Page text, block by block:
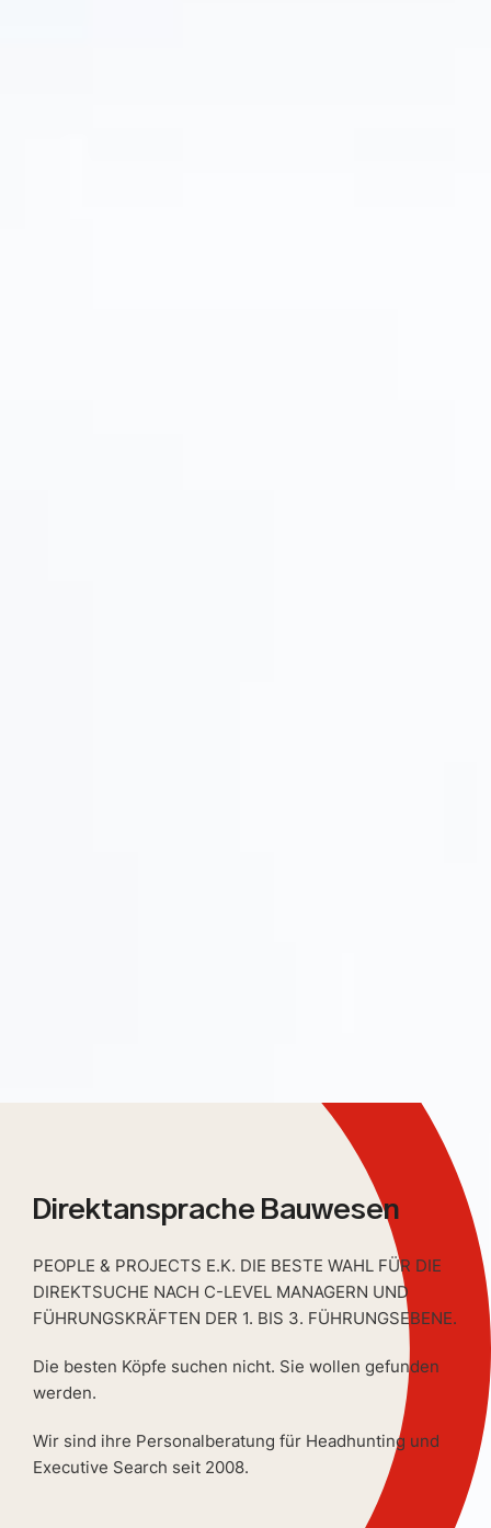
Direktansprache Bauwesen
PEOPLE & PROJECTS E.K. DIE BESTE WAHL FÜR DIE
DIREKTSUCHE NACH C-LEVEL MANAGERN UND
FÜHRUNGSKRÄFTEN DER 1. BIS 3. FÜHRUNGSEBENE.
Die besten Köpfe suchen nicht. Sie wollen gefunden
werden.
Wir sind ihre Personalberatung für Headhunting und
Executive Search seit 2008.